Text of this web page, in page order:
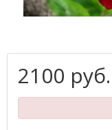
2100 руб.